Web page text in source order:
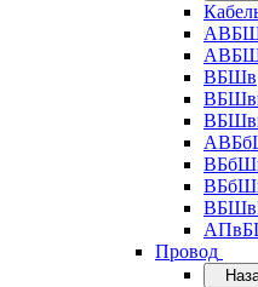
ВБШв
Провод